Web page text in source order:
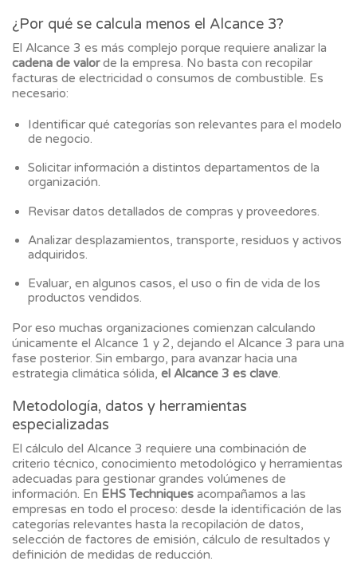
¿Por qué se calcula menos el Alcance 3?
El Alcance 3 es más complejo porque requiere analizar la
cadena de valorde la empresa. No basta con recopilar
facturas de electricidad o consumos de combustible. Es
necesario:
Identificar qué categorías son relevantes para el modelo
de negocio.
Solicitar información a distintos departamentos de la
organización.
Revisar datos detallados de compras y proveedores.
Analizar desplazamientos, transporte, residuos y activos
adquiridos.
Evaluar, en algunos casos, el uso o fin de vida de los
productos vendidos.
Por eso muchas organizaciones comienzan calculando
únicamente el Alcance 1 y 2, dejando el Alcance 3 para una
fase posterior. Sin embargo, para avanzar hacia una
estrategia climática sólida, el Alcance 3 es clave.
Metodología, datos y herramientas
especializadas
El cálculo del Alcance 3 requiere una combinación de
criterio técnico, conocimiento metodológico y herramientas
adecuadas para gestionar grandes volúmenes de
información. En EHS Techniques acompañamos a las
empresas en todo el proceso: desde la identificación de las
categorías relevantes hasta la recopilación de datos,
selección de factores de emisión, cálculo de resultados y
definición de medidas de reducción.